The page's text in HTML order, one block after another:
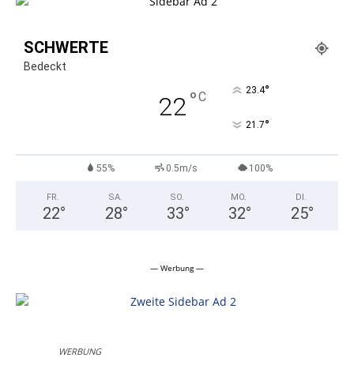
SCHWERTE
Bedeckt
22°C 23.4°
21.7°
55% 0.5m/s 100%
FR.
22°
SA.
28°
SO.
33°
MO.
32°
DI.
25°
— Werbung —
WERBUNG